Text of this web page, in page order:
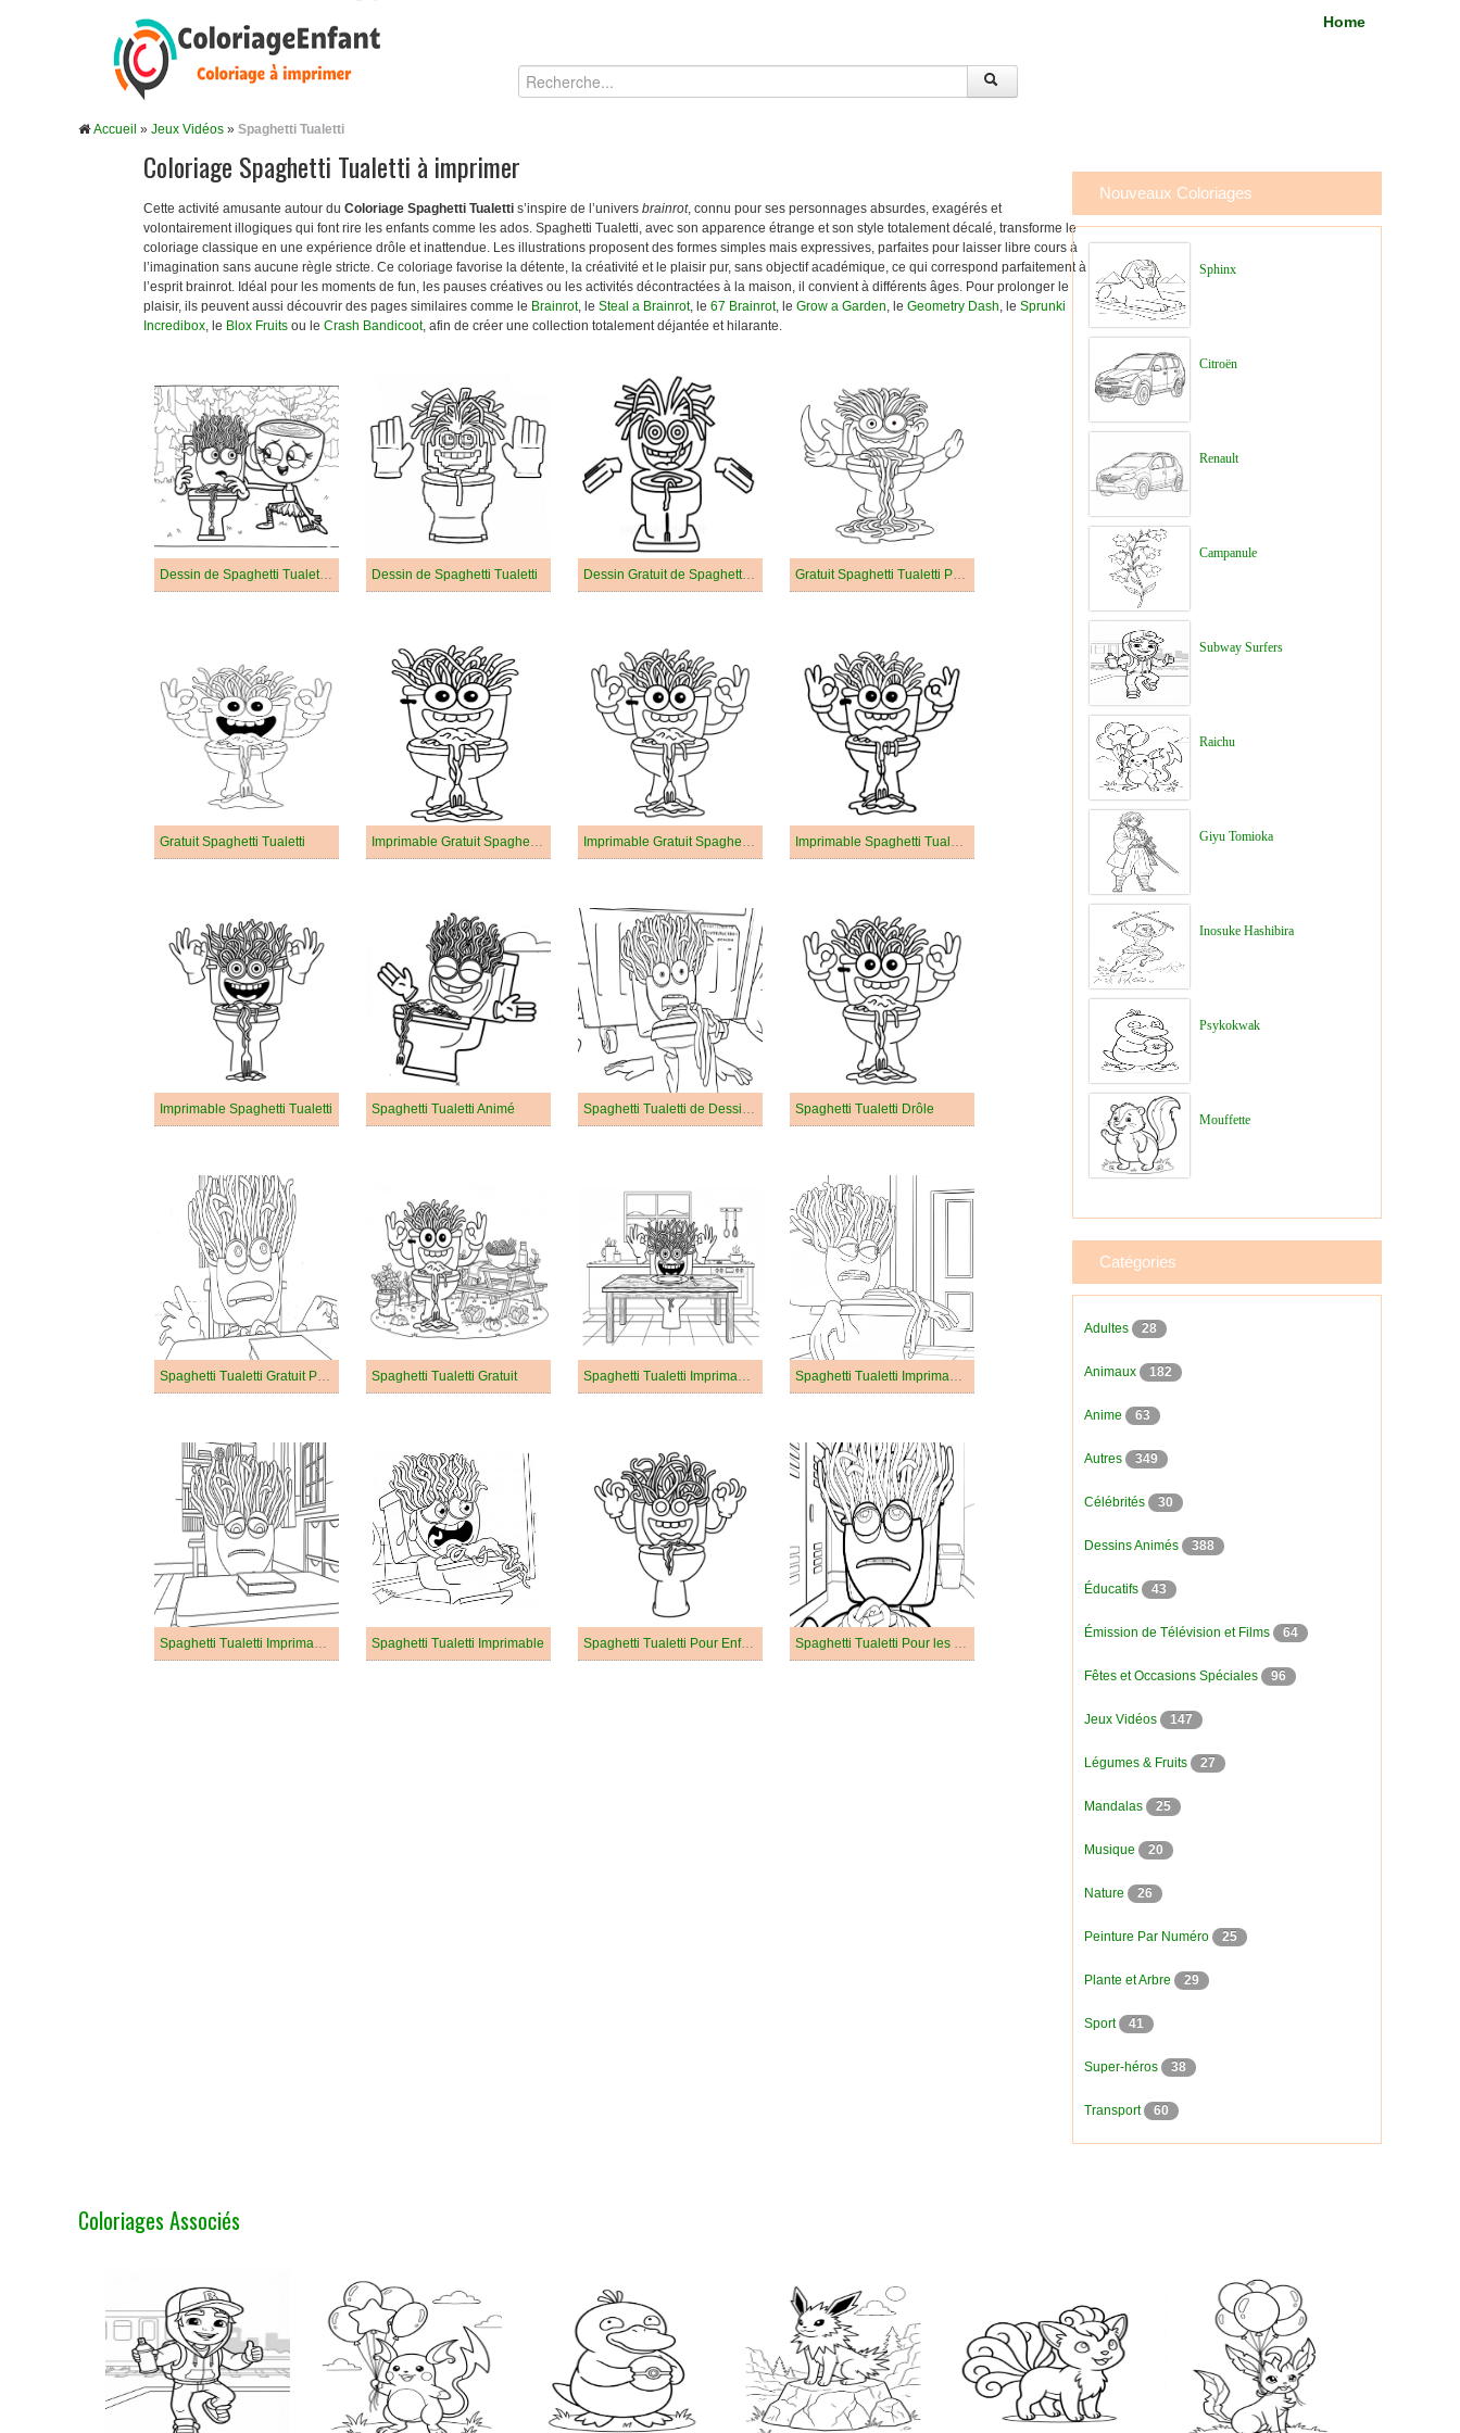
Home
Accueil » Jeux Vidéos » Spaghetti Tualetti
Coloriage Spaghetti Tualetti à imprimer
Cette activité amusante autour du Coloriage Spaghetti Tualetti s’inspire de l’univers brainrot, connu pour ses personnages absurdes, exagérés et
volontairement illogiques qui font rire les enfants comme les ados. Spaghetti Tualetti, avec son apparence étrange et son style totalement décalé, transforme le
coloriage classique en une expérience drôle et inattendue. Les illustrations proposent des formes simples mais expressives, parfaites pour laisser libre cours à
l’imagination sans aucune règle stricte. Ce coloriage favorise la détente, la créativité et le plaisir pur, sans objectif académique, ce qui correspond parfaitement à
l’esprit brainrot. Idéal pour les moments de fun, les pauses créatives ou les activités décontractées à la maison, il convient à différents âges. Pour prolonger le
plaisir, ils peuvent aussi découvrir des pages similaires comme le Brainrot, le Steal a Brainrot, le 67 Brainrot, le Grow a Garden, le Geometry Dash, le Sprunki
Incredibox, le Blox Fruits ou le Crash Bandicoot, afin de créer une collection totalement déjantée et hilarante.
Dessin de Spaghetti Tualetti Gratuit Dessin de Spaghetti Tualetti Dessin Gratuit de Spaghetti Tualetti Gratuit Spaghetti Tualetti Pour les Enfants
Gratuit Spaghetti Tualetti Imprimable Gratuit Spaghetti Tualetti Pour les Enfants Imprimable Gratuit Spaghetti Tualetti Imprimable Spaghetti Tualetti Pour les Enfants
Imprimable Spaghetti Tualetti Spaghetti Tualetti Animé Spaghetti Tualetti de Dessin Animé Spaghetti Tualetti Drôle
Spaghetti Tualetti Gratuit Pour les Enfants Spaghetti Tualetti Gratuit Spaghetti Tualetti Imprimable Gratuit Pour les Enfants Spaghetti Tualetti Imprimable Gratuit
Spaghetti Tualetti Imprimable Pour les Enfants Spaghetti Tualetti Imprimable Spaghetti Tualetti Pour Enfants Spaghetti Tualetti Pour les Enfants
Nouveaux Coloriages
Sphinx
Citroën
Renault
Campanule
Subway Surfers
Raichu
Giyu Tomioka
Inosuke Hashibira
Psykokwak
Mouffette
Catégories
Adultes 28
Animaux 182
Anime 63
Autres 349
Célébrités 30
Dessins Animés 388
Éducatifs 43
Émission de Télévision et Films 64
Fêtes et Occasions Spéciales 96
Jeux Vidéos 147
Légumes & Fruits 27
Mandalas 25
Musique 20
Nature 26
Peinture Par Numéro 25
Plante et Arbre 29
Sport 41
Super-héros 38
Transport 60
Coloriages Associés